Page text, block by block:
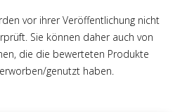
vor ihrer Veröffentlichung nicht
Sie können daher auch von
die die bewerteten Produkte
genutzt haben.